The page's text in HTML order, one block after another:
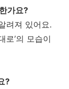
가요?
려져 있어요.
로’의 모습이
?